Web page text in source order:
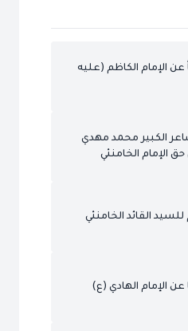
عن الإمام الكاظم (عليه
الكبير محمد مهدي
الإمام الخامنئي
القائد الخامنئي
عن الإمام الهادي (ع)